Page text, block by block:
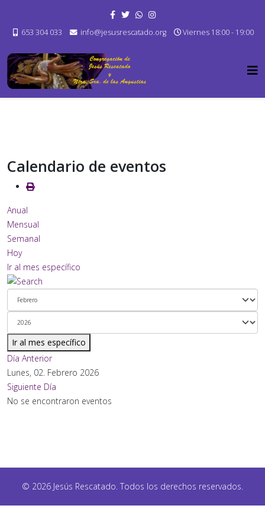
653 304 033 info@jesusrescatado.org Viernes 18:00 - 19:00
Calendario de eventos
Anual
Mensual
Semanal
Hoy
Ir al mes específico
Ir al mes específico
Día Anterior
Lunes, 02. Febrero 2026
Siguiente Día
No se encontraron eventos
© 2026 Jesús Rescatado. Todos los derechos reservados.